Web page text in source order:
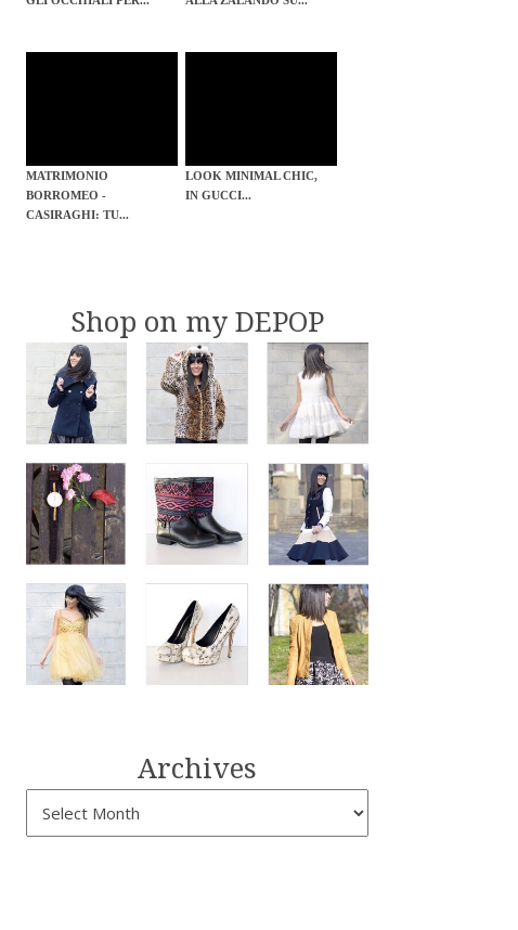
MATRIMONIO
BORROMEO -
CASIRAGHI: TU...
LOOK MINIMAL CHIC,
IN GUCCI...
Shop on my DEPOP
Archives